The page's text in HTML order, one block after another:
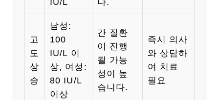
IU/L
다.
고
도
상
승
남성:
100
IU/L 이
상, 여성:
80 IU/L
이상
간 질환
이 진행
될 가능
성이 높
습니다.
즉시 의사
와 상담하
여 치료
필요